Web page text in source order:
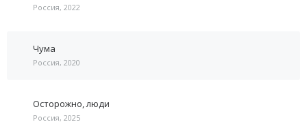
Россия, 2022
Чума
Россия, 2020
Осторожно, люди
Россия, 2025